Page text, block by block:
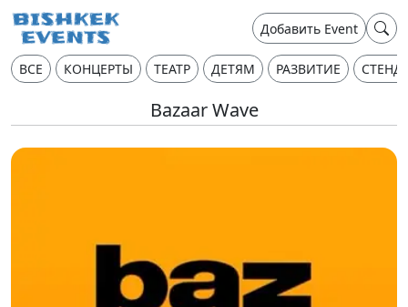
Добавить Event
ВСЕ КОНЦЕРТЫ ТЕАТР ДЕТЯМ РАЗВИТИЕ
Bazaar Wave